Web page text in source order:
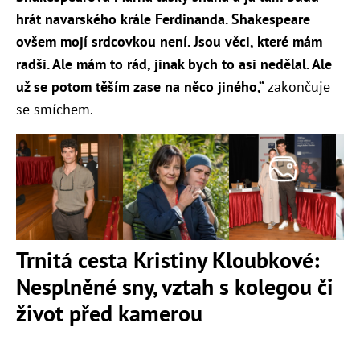
hrát navarského krále Ferdinanda. Shakespeare
ovšem mojí srdcovkou není. Jsou věci, které mám
radši. Ale mám to rád, jinak bych to asi nedělal. Ale
už se potom těším zase na něco jiného,“zakončuje
se smíchem.
Trnitá cesta Kristiny Kloubkové:
Nesplněné sny, vztah s kolegou či
život před kamerou